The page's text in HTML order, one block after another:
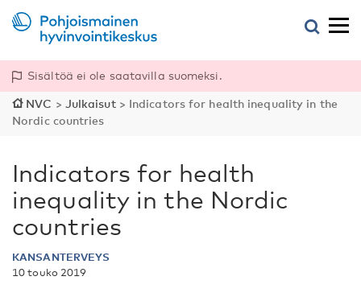
Sisältöä ei ole saatavilla suomeksi.
NVC > Julkaisut> Indicators for health inequality in the
Nordic countries
Indicators for health
inequality in the Nordic
countries
KANSANTERVEYS
10 touko 2019